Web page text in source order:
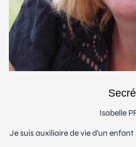
Isabelle
Je suis auxiliaire de vie d'un